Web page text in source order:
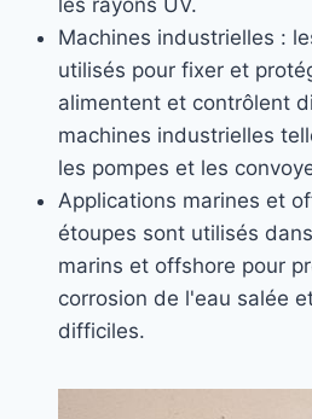
Machines industrielles :
utilisés pour fixer et
alimentent et contrôlent
machines industrielles
les pompes et les
Applications marines et
étoupes sont utilisés
marins et offshore pour
corrosion de l'eau salée
difficiles.